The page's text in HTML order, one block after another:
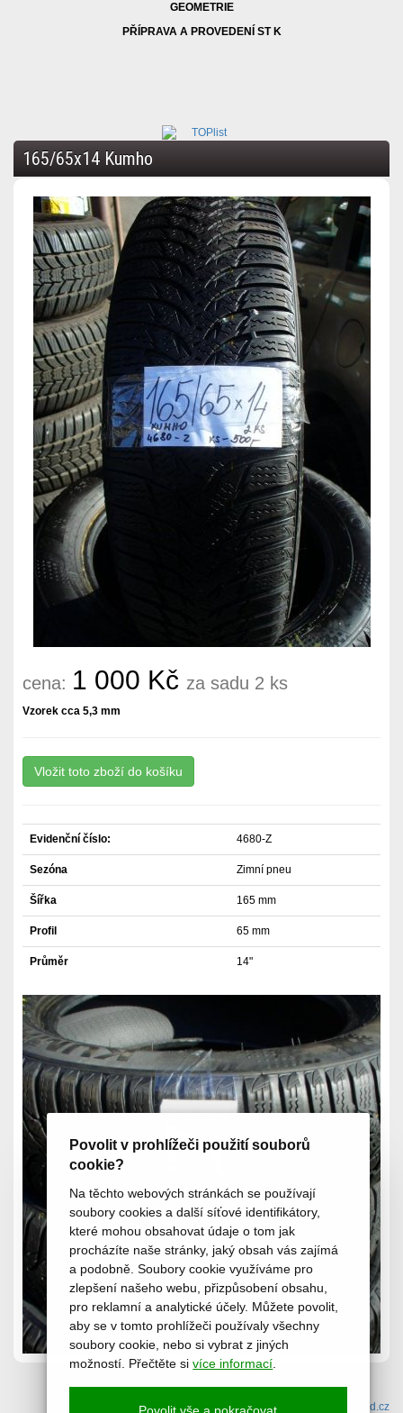
Povolit v prohlížeči použití souborů
cookie?
Na těchto webových stránkách se používají
soubory cookies a další síťové identifikátory,
které mohou obsahovat údaje o tom jak
procházíte naše stránky, jaký obsah vás zajímá
a podobně. Soubory cookie využíváme pro
zlepšení našeho webu, přizpůsobení obsahu,
pro reklamní a analytické účely. Můžete povolit,
aby se v tomto prohlížeči používaly všechny
soubory cookie, nebo si vybrat z jiných
možností. Přečtěte sivíce informací
GEOMETRIE
PŘÍPRAVA A PROVEDENÍ ST K
165/65x14 Kumho
cena: 1 000 Kč za sadu 2 ks
Vzorek cca 5,3 mm
Evidenční číslo: 4680-Z
Sezóna Zimní pneu
Šířka 165 mm
Profil 65 mm
Průměr 14"
(c) 2015-2026 www.pneuhason.cz /pošta icard.cz